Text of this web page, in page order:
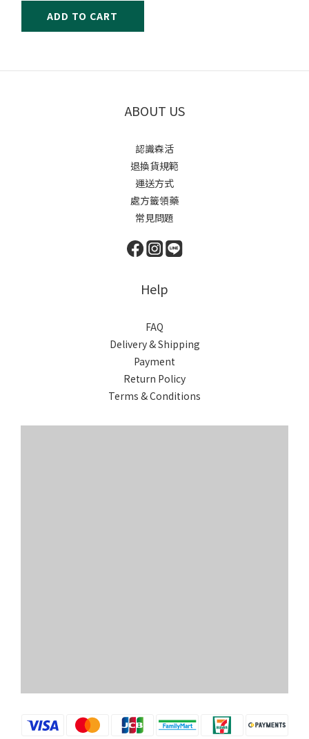
ADD TO CART
ABOUT US
認識森活
退換貨規範
運送方式
處方籤領藥
常見問題
Help
FAQ
Delivery & Shipping
Payment
Return Policy
Terms & Conditions